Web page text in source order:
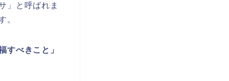
」と呼ばれま
。
すべきこと」